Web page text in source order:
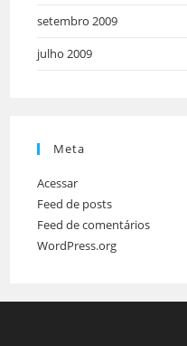
setembro 2009
julho 2009
Meta
Acessar
Feed de posts
Feed de comentários
WordPress.org